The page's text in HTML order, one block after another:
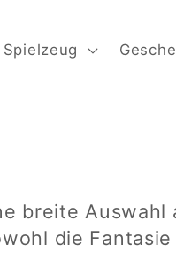
Spielzeug
breite
die